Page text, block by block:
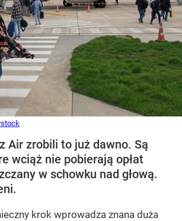
Air zrobili to już dawno. Są
wciąż nie pobierają opłat
w schowku nad głową.
krok wprowadza znana duża